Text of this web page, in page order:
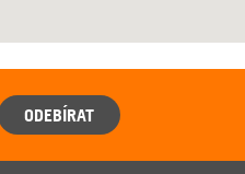
ODEBÍRAT